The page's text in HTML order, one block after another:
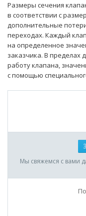
Размеры сечения
в соответствии с
дополнительные
переходах. Каждый
на определенное
заказчика. В
работу клапана,
с помощью
Мы свяжемся с вами